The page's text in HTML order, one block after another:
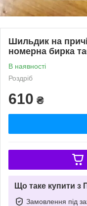
Шильдик на
номерна бирка
В наявності
Роздріб
610 ₴
Що таке купити з
Замовлення під